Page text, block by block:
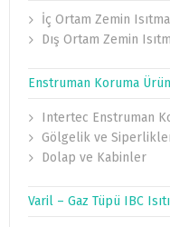
İç Ortam Zemin
Dış Ortam Zemin
Enstruman Koruma
Intertec Enstruman
Gölgelik ve
Dolap ve Kabinler
Varil – Gaz Tüpü IBC